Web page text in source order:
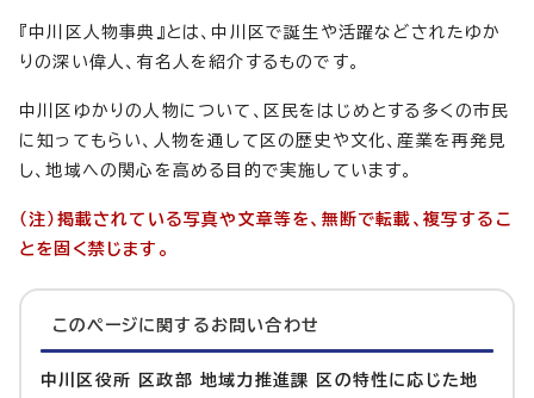
『中川区人物事典』とは、中川区で誕生や活躍などされたゆか
りの深い偉人、有名人を紹介するものです。
中川区ゆかりの人物について、区民をはじめとする多くの市民
に知ってもらい、人物を通して区の歴史や文化、産業を再発見
し、地域への関心を高める目的で実施しています。
（注）掲載されている写真や文章等を、無断で転載、複写するこ
とを固く禁じます。
このページに関する お問い合わせ
中川区役所 区政部 地域力推進課 区の特性に応じた地